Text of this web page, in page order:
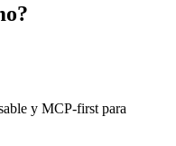
y MCP-first para